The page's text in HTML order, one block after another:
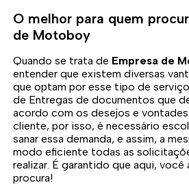
O melhor para quem
de Motoboy
Quando se trata de Empresa de
entender que existem diversas
que optam por esse tipo de
de Entregas de documentos que
acordo com os desejos e
cliente, por isso, é necessário
sanar essa demanda, e assim, a
modo eficiente todas as
realizar. É garantido que aqui, você
procura!